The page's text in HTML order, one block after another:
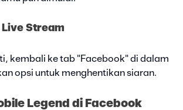
Stream
kembali ke tab "Facebook" di dalam
opsi untuk menghentikan siaran.
Legend di Facebook